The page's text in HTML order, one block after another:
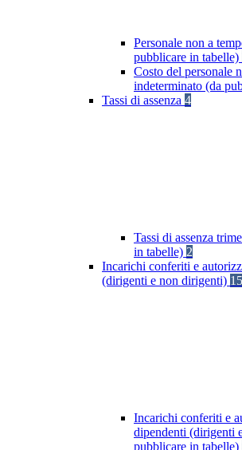
Personale non a
pubblicare in tabelle)
Costo del personale
indeterminato (da
Tassi di assenza 4
Tassi di assenza
in tabelle) 2
Incarichi conferiti e
(dirigenti e non dirigenti) 15
Incarichi conferiti e
dipendenti (dirigenti
pubblicare in tabelle)